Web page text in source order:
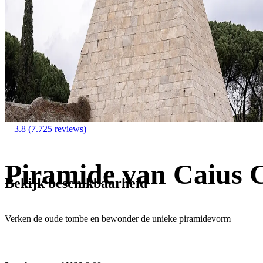
3.8 (7.725 reviews)
Piramide van Caius
Verken de oude tombe en bewonder de unieke piramidevorm
Bekijk beschikbaarheid